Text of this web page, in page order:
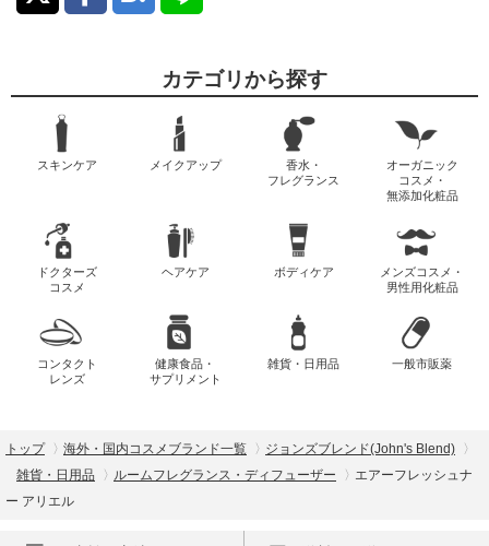
カテゴリから探す
スキンケア メイクアップ
香水・
フレグランス
オーガニック
コスメ・
無添加化粧品
ドクターズ
コスメ
ヘアケア ボディケア
メンズコスメ・
男性用化粧品
コンタクト
レンズ
健康食品・
サプリメント
雑貨・日用品 一般市販薬
トップ 海外・国内コスメブランド一覧
ジョンズブレンド(John's Blend)
雑貨・日用品
ルームフレグランス・ディフューザー
エアーフレッシュナ
ー アリエル